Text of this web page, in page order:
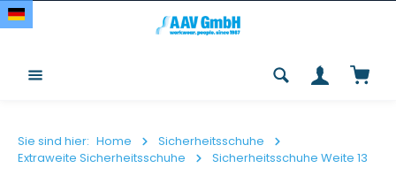
Zum Hauptinhalt springen
Sie sind hier: Home
Sicherheitsschuhe
Extraweite Sicherheitsschuhe
Sicherheitsschuhe Weite 13